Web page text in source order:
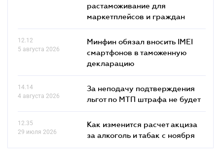
растаможивание для
маркетплейсов и граждан
12.12
5 августа 2026
Минфин обязал вносить IMEI
смартфонов в таможенную
декларацию
14.14
4 августа 2026
За неподачу подтверждения
льгот по МТП штрафа не будет
12.35
29 июля 2026
Как изменится расчет акциза
за алкоголь и табак с ноября